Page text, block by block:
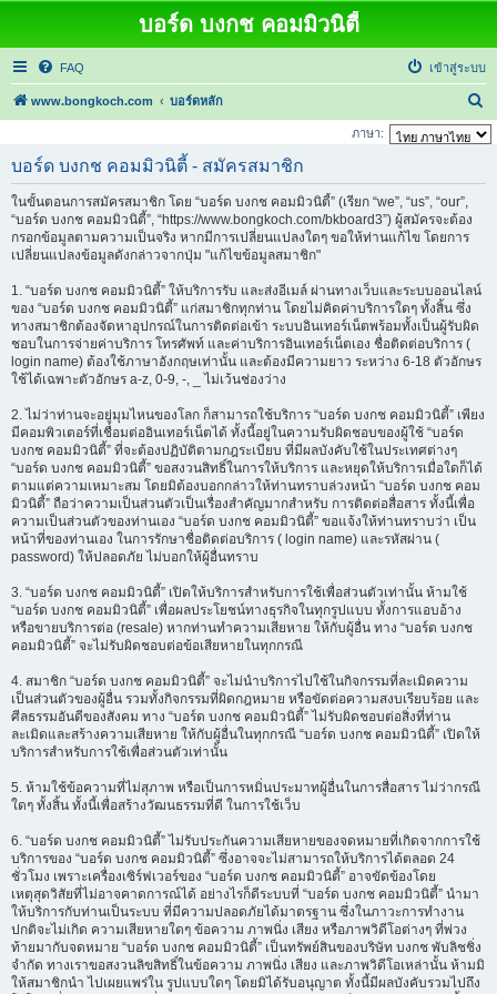
บอร์ด บงกช คอมมิวนิตี้
FAQ เข้าสู่ระบบ
www.bongkoch.com บอร์ดหลัก
น
ภาษา:
บอร์ด บงกช คอมมิวนิตี้ - สมัครสมาชิก
ในขั้นตอนการสมัครสมาชิก โดย “บอร์ด บงกช คอมมิวนิตี้” (เรียก “we”, “us”, “our”,
“บอร์ด บงกช คอมมิวนิตี้”, “https://www.bongkoch.com/bkboard3”) ผู้สมัครจะต้อง
กรอกข้อมูลตามความเป็นจริง หากมีการเปลี่ยนแปลงใดๆ ขอให้ท่านแก้ไข โดยการ
เปลี่ยนแปลงข้อมูลดังกล่าวจากปุ่ม "แก้ไขข้อมูลสมาชิก"
1. “บอร์ด บงกช คอมมิวนิตี้” ให้บริการรับ และส่งอีเมล์ ผ่านทางเว็บและระบบออนไลน์
ของ “บอร์ด บงกช คอมมิวนิตี้” แก่สมาชิกทุกท่าน โดยไม่คิดค่าบริการใดๆ ทั้งสิ้น ซึ่ง
ทางสมาชิกต้องจัดหาอุปกรณ์ในการติดต่อเข้า ระบบอินเทอร์เน็ตพร้อมทั้งเป็นผู้รับผิด
ชอบในการจ่ายค่าบริการ โทรศัพท์ และค่าบริการอินเทอร์เน็ตเอง ชื่อติดต่อบริการ (
login name) ต้องใช้ภาษาอังกฤษเท่านั้น และต้องมีความยาว ระหว่าง 6-18 ตัวอักษร
ใช้ได้เฉพาะตัวอักษร a-z, 0-9, -, _ ไม่เว้นช่องว่าง
2. ไม่ว่าท่านจะอยู่มุมไหนของโลก ก็สามารถใช้บริการ “บอร์ด บงกช คอมมิวนิตี้” เพียง
มีคอมพิวเตอร์ที่เชื่อมต่ออินเทอร์เน็ตได้ ทั้งนี้อยู่ในความรับผิดชอบของผู้ใช้ “บอร์ด
บงกช คอมมิวนิตี้” ที่จะต้องปฏิบัติตามกฎระเบียบ ที่มีผลบังคับใช้ในประเทศต่างๆ
“บอร์ด บงกช คอมมิวนิตี้” ขอสงวนสิทธิ์ในการให้บริการ และหยุดให้บริการเมื่อใดก็ได้
ตามแต่ความเหมาะสม โดยมิต้องบอกกล่าวให้ท่านทราบล่วงหน้า “บอร์ด บงกช คอม
มิวนิตี้” ถือว่าความเป็นส่วนตัวเป็นเรื่องสำคัญมากสำหรับ การติดต่อสื่อสาร ทั้งนี้เพื่อ
ความเป็นส่วนตัวของท่านเอง “บอร์ด บงกช คอมมิวนิตี้” ขอแจ้งให้ท่านทราบว่า เป็น
หน้าที่ของท่านเอง ในการรักษาชื่อติดต่อบริการ ( login name) และรหัสผ่าน (
password) ให้ปลอดภัย ไม่บอกให้ผู้อื่นทราบ
3. “บอร์ด บงกช คอมมิวนิตี้” เปิดให้บริการสำหรับการใช้เพื่อส่วนตัวเท่านั้น ห้ามใช้
“บอร์ด บงกช คอมมิวนิตี้” เพื่อผลประโยชน์ทางธุรกิจในทุกรูปแบบ ทั้งการแอบอ้าง
หรือขายบริการต่อ (resale) หากท่านทำความเสียหาย ให้กับผู้อื่น ทาง “บอร์ด บงกช
คอมมิวนิตี้” จะไม่รับผิดชอบต่อข้อเสียหายในทุกกรณี
4. สมาชิก “บอร์ด บงกช คอมมิวนิตี้” จะไม่นำบริการไปใช้ในกิจกรรมที่ละเมิดความ
เป็นส่วนตัวของผู้อื่น รวมทั้งกิจกรรมที่ผิดกฎหมาย หรือขัดต่อความสงบเรียบร้อย และ
ศีลธรรมอันดีของสังคม ทาง “บอร์ด บงกช คอมมิวนิตี้” ไม่รับผิดชอบต่อสิ่งที่ท่าน
ละเมิดและสร้างความเสียหาย ให้กับผู้อื่นในทุกกรณี “บอร์ด บงกช คอมมิวนิตี้” เปิดให้
บริการสำหรับการใช้เพื่อส่วนตัวเท่านั้น
5. ห้ามใช้ข้อความที่ไม่สุภาพ หรือเป็นการหมิ่นประมาทผู้อื่นในการสื่อสาร ไม่ว่ากรณี
ใดๆ ทั้งสิ้น ทั้งนี้เพื่อสร้างวัฒนธรรมที่ดี ในการใช้เว็บ
6. “บอร์ด บงกช คอมมิวนิตี้” ไม่รับประกันความเสียหายของจดหมายที่เกิดจากการใช้
บริการของ “บอร์ด บงกช คอมมิวนิตี้” ซึ่งอาจจะไม่สามารถให้บริการได้ตลอด 24
ชั่วโมง เพราะเครื่องเซิร์ฟเวอร์ของ “บอร์ด บงกช คอมมิวนิตี้” อาจขัดข้องโดย
เหตุสุดวิสัยที่ไม่อาจคาดการณ์ได้ อย่างไรก็ดีระบบที่ “บอร์ด บงกช คอมมิวนิตี้” นำมา
ให้บริการกับท่านเป็นระบบ ที่มีความปลอดภัยได้มาตรฐาน ซึ่งในภาวะการทำงาน
ปกติจะไม่เกิด ความเสียหายใดๆ ข้อความ ภาพนิ่ง เสียง หรือภาพวิดีโอต่างๆ ที่พ่วง
ท้ายมากับจดหมาย “บอร์ด บงกช คอมมิวนิตี้” เป็นทรัพย์สินของบริษัท บงกช พับลิชชิ่ง
จำกัด ทางเราขอสงวนลิขสิทธิ์ในข้อความ ภาพนิ่ง เสียง และภาพวิดีโอเหล่านั้น ห้ามมิ
ให้สมาชิกนำ ไปเผยแพร่ใน รูปแบบใดๆ โดยมิได้รับอนุญาต ทั้งนี้มีผลบังคับรวมไปถึง